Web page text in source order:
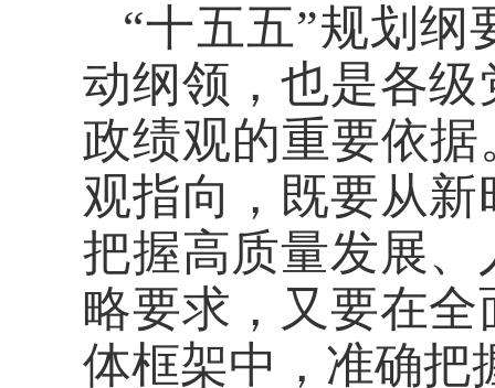
“十五五”规划
动纲领，也是各
政绩观的重要依
观指向，既要从
把握高质量发展
略要求，又要在
体框架中，准确把